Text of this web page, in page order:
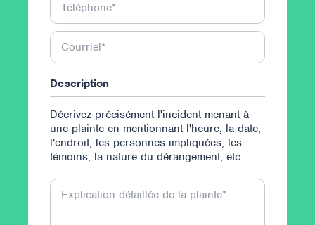
Téléphone*
Courriel*
Description
Décrivez précisément l'incident menant à
une plainte en mentionnant l'heure, la date,
l'endroit, les personnes impliquées, les
témoins, la nature du dérangement, etc.
Explication détaillée de la plainte*